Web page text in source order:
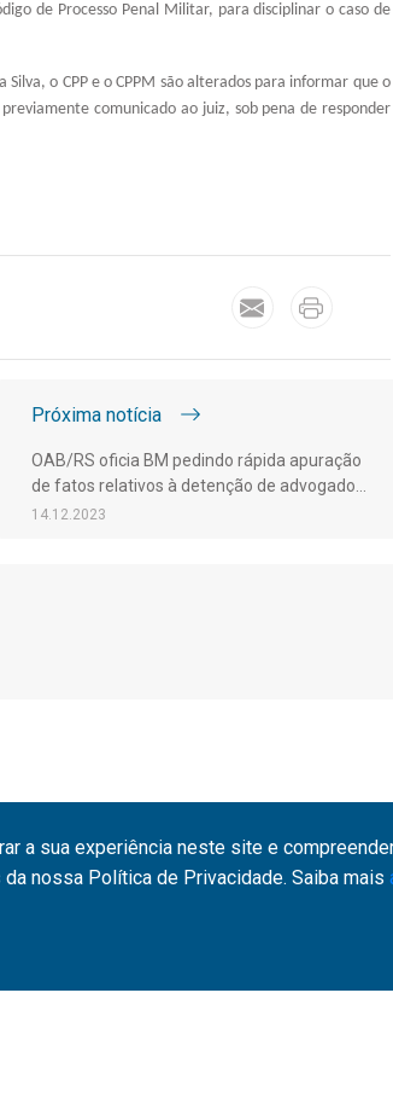
de Processo Penal Militar, para disciplinar o caso de
o CPP e o CPPM são alterados para informar que o
comunicado ao juiz, sob pena de responder
Próxima notícia
OAB/RS oficia BM pedindo rápida apuração
de fatos relativos à detenção de advogado
em Santiago
14.12.2023
a sua experiência neste site e
nossa Política de Privacidade. Saiba mais